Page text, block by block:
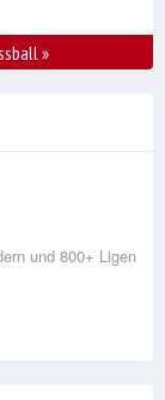
»
und 800+ Ligen